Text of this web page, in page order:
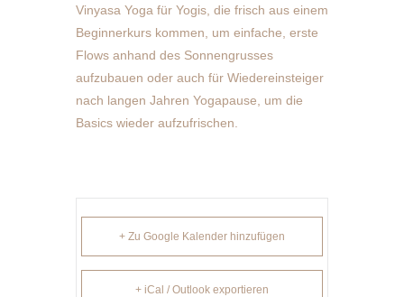
Vinyasa Yoga für Yogis, die frisch aus einem
Beginnerkurs kommen, um einfache, erste
Flows anhand des Sonnengrusses
aufzubauen oder auch für Wiedereinsteiger
nach langen Jahren Yogapause, um die
Basics wieder aufzufrischen.
+ Zu Google Kalender hinzufügen
+ iCal / Outlook exportieren